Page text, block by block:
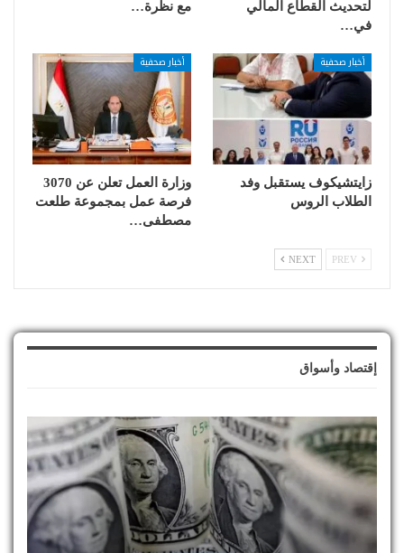
لتحديث القطاع المالي
في…
مع نظرة…
أخبار صحفية
زايتشيكوف يستقبل وفد
الطلاب الروس
أخبار صحفية
وزارة العمل تعلن عن 3070
فرصة عمل بمجموعة طلعت
مصطفى…
NEXT
إقتصاد وأسواق